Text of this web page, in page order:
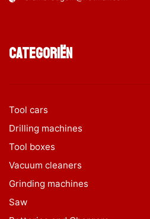
Categoriën
Tool cars
Drilling machines
Tool boxes
Vacuum cleaners
Grinding machines
Saw